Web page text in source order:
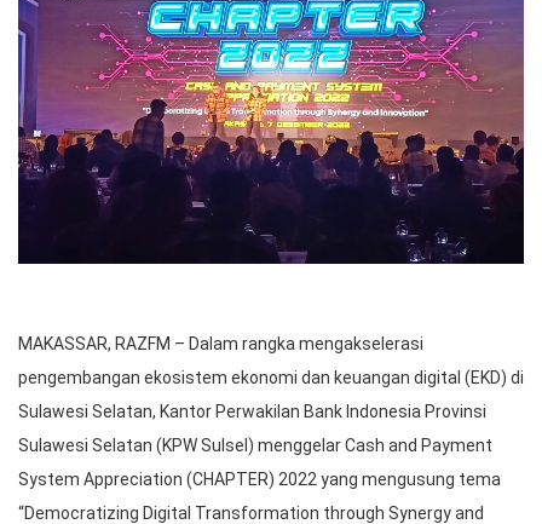
MAKASSAR, RAZFM – Dalam rangka mengakselerasi
pengembangan ekosistem ekonomi dan keuangan digital (EKD) di
Sulawesi Selatan, Kantor Perwakilan Bank Indonesia Provinsi
Sulawesi Selatan (KPW Sulsel) menggelar Cash and Payment
System Appreciation (CHAPTER) 2022 yang mengusung tema
“Democratizing Digital Transformation through Synergy and